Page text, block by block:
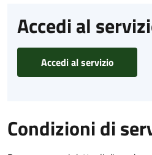
Accedi al
Accedi al servizio
Condizioni di